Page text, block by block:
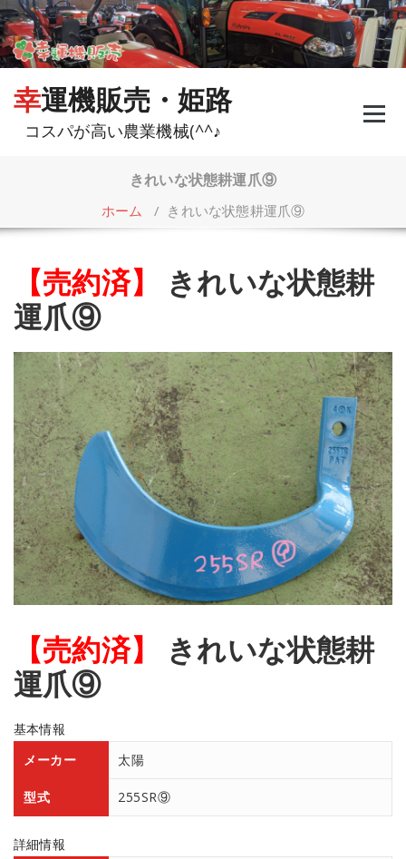
コ
ン
テ
ン
幸運機販売・姫路
コスパが高い農業機械(^^♪
きれいな状態耕運爪⑨
ホーム / きれいな状態耕運爪⑨
【売約済】
きれいな状態耕
運爪⑨
【売約済】
きれいな状態耕
運爪⑨
基本情報
メーカー
太陽
型式 255SR⑨
詳細情報